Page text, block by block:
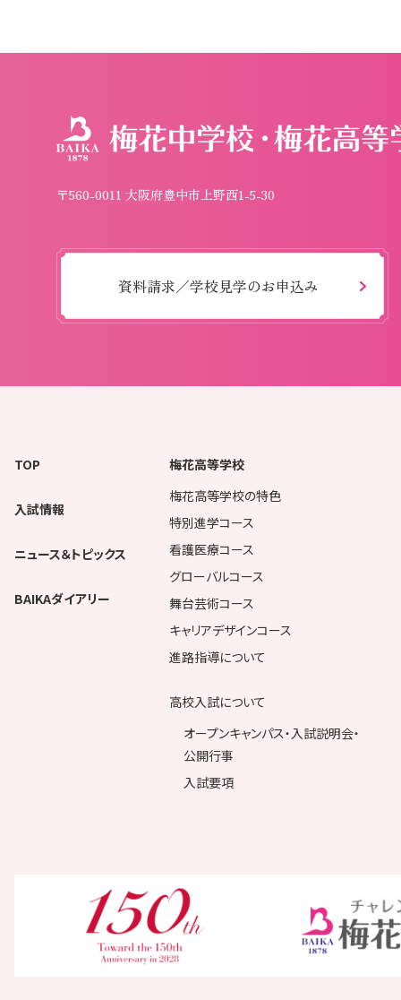
〒560-0011 大阪府豊中市上野西1-5-30
資料請求／学校見学のお申込み
TOP
入試情報
ニュース＆トピックス
BAIKAダイアリー
梅花高等学校
梅花高等学校の特色
特別進学コース
看護医療コース
グローバルコース
舞台芸術コース
キャリアデザインコース
進路指導について
高校入試について
オープンキャンパス・入試説明会・
公開行事
入試要項